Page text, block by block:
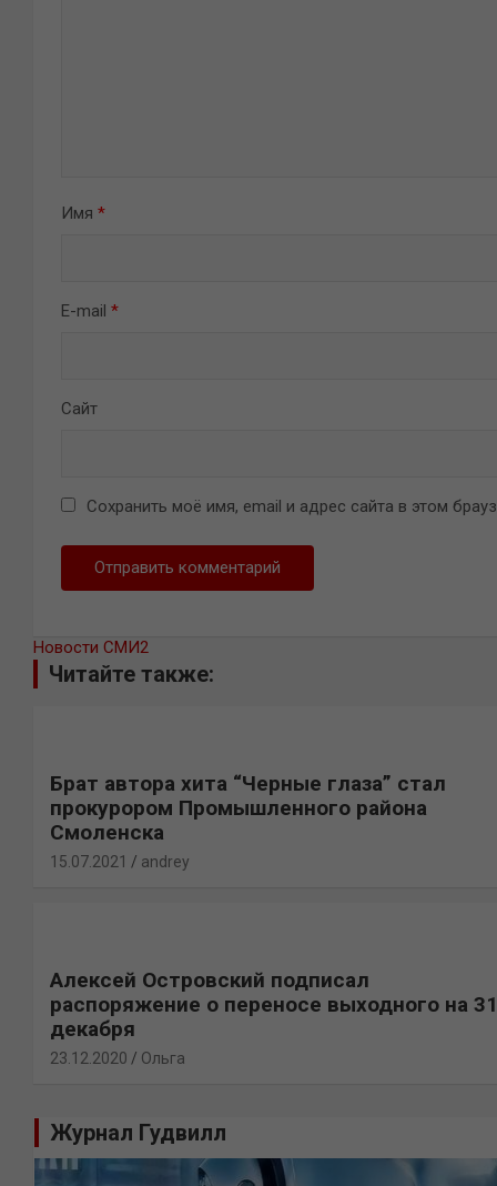
Имя *
E-mail *
Сайт
Сохранить моё имя, email и адрес сайта в этом
Новости СМИ2
Читайте также:
Брат автора хита “Черные глаза” стал
прокурором Промышленного района
Смоленска
15.07.2021 andrey
Алексей Островский подписал
распоряжение о переносе выходного на 31
декабря
23.12.2020 Ольга
Журнал Гудвилл